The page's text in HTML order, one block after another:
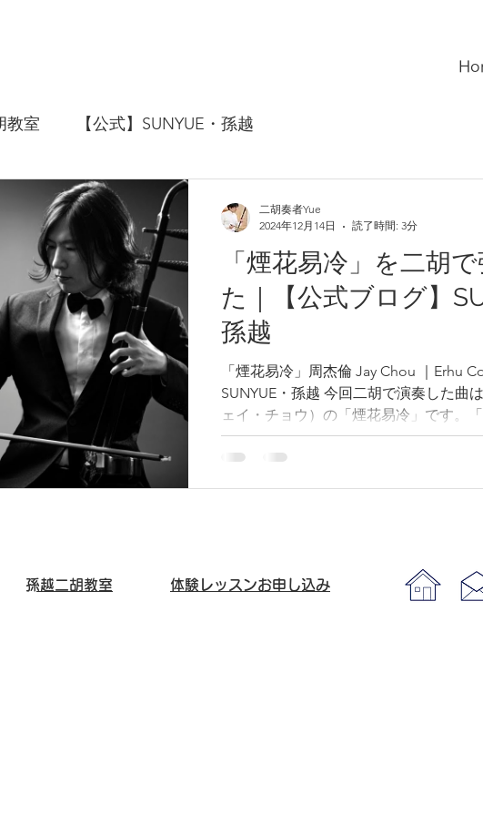
教室 【公式】SUNYUE・孫越
「煙花易冷」を二胡
た｜【公式ブログ】
孫越
「煙花易冷」周杰倫 Jay Chou ｜Erhu
SUNYUE・孫越 今回二胡で演奏した曲
ェイ・チョウ）の「煙花易冷」です。
常に切なく美しい楽曲であり、中国で
ストが歌や演奏でカバーしている人気
------------------------------------ チャンネル説
つ）です。東京を中心に、二胡奏者・講
二胡奏者Yue
2024年12月14日
読了時間: 3分
​孫越二胡教室 体験レッスンお申し込み